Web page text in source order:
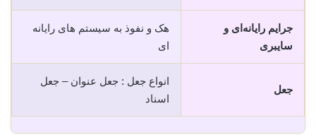
جرایم رایانه‌ای و
سایبری
هک و نفوذ به سیستم های رایانه
ای
جعل
انواع جعل : جعل عنوان – جعل
اسناد